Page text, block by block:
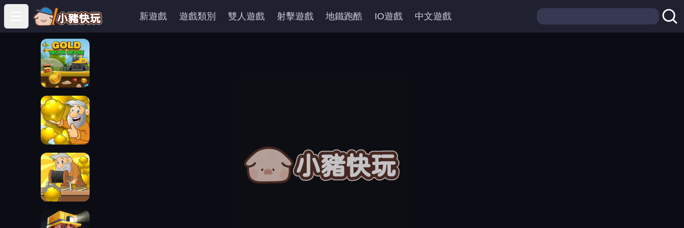
Open main menu
新遊戲 遊戲類別 雙人遊戲 射擊遊戲 地鐵跑酷 IO遊戲 中文遊戲